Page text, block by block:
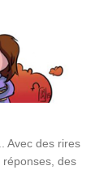
Avec des rires
des